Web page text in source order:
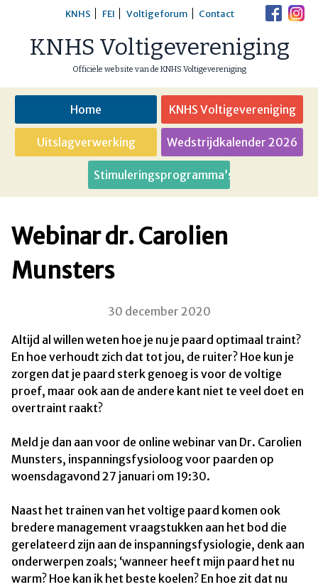
content
KNHS FEI Voltigeforum Contact
KNHS Voltigevereniging
Officiële website van de KNHS Voltigevereniging
Home KNHS Voltigevereniging
Uitslagverwerking Wedstrijdkalender 2026
Stimuleringsprogramma’s
Webinar dr. Carolien
Munsters
30 december 2020
Altijd al willen weten hoe je nu je paard optimaal traint?
En hoe verhoudt zich dat tot jou, de ruiter? Hoe kun je
zorgen dat je paard sterk genoeg is voor de voltige
proef, maar ook aan de andere kant niet te veel doet en
overtraint raakt?
Meld je dan aan voor de online webinar van Dr. Carolien
Munsters, inspanningsfysioloog voor paarden op
woensdagavond 27 januari om 19:30.
Naast het trainen van het voltige paard komen ook
bredere management vraagstukken aan het bod die
gerelateerd zijn aan de inspanningsfysiologie, denk aan
onderwerpen zoals; ‘wanneer heeft mijn paard het nu
warm? Hoe kan ik het beste koelen? En hoe zit dat nu